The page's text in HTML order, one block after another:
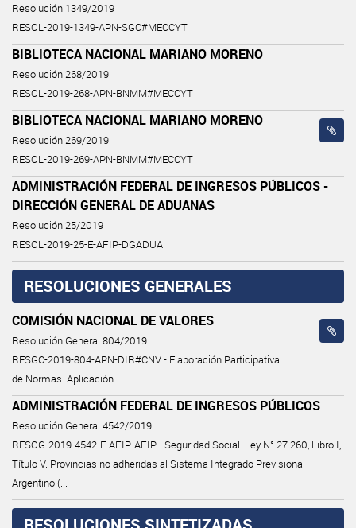
Resolución 1349/2019
RESOL-2019-1349-APN-SGC#MECCYT
BIBLIOTECA NACIONAL MARIANO MORENO
Resolución 268/2019
RESOL-2019-268-APN-BNMM#MECCYT
BIBLIOTECA NACIONAL MARIANO MORENO
Resolución 269/2019
RESOL-2019-269-APN-BNMM#MECCYT
ADMINISTRACIÓN FEDERAL DE INGRESOS PÚBLICOS -
DIRECCIÓN GENERAL DE ADUANAS
Resolución 25/2019
RESOL-2019-25-E-AFIP-DGADUA
RESOLUCIONES GENERALES
COMISIÓN NACIONAL DE VALORES
Resolución General 804/2019
RESGC-2019-804-APN-DIR#CNV - Elaboración Participativa
de Normas. Aplicación.
ADMINISTRACIÓN FEDERAL DE INGRESOS PÚBLICOS
Resolución General 4542/2019
RESOG-2019-4542-E-AFIP-AFIP - Seguridad Social. Ley N° 27.260, Libro I,
Título V. Provincias no adheridas al Sistema Integrado Previsional
Argentino (...